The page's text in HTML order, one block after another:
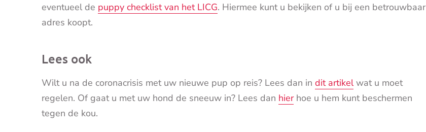
eventueel de puppy checklist van het LICG. Hiermee kunt u bekijken of u bij een betrouwbaar
adres koopt.
Lees ook
Wilt u na de coronacrisis met uw nieuwe pup op reis? Lees dan in dit artikelwat u moet
regelen. Of gaat u met uw hond de sneeuw in? Lees dan hierhoe u hem kunt beschermen
tegen de kou.